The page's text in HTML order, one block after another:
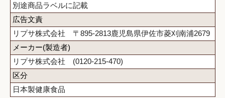
別途商品ラベルに記載
広告文責
リプサ株式会社 〒895-2813鹿児島県伊佐市菱刈南浦2679
メーカー(製造者)
リプサ株式会社 (0120-215-470)
区分
日本製健康食品